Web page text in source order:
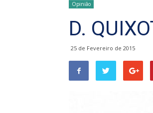
Opinião
D.
25 de Fevereiro de 2015